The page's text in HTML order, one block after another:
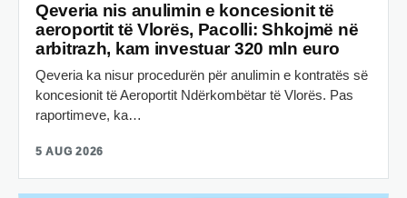
Qeveria nis anulimin e koncesionit të
aeroportit të Vlorës, Pacolli: Shkojmë në
arbitrazh, kam investuar 320 mln euro
Qeveria ka nisur procedurën për anulimin e kontratës së
koncesionit të Aeroportit Ndërkombëtar të Vlorës. Pas
raportimeve, ka…
5 AUG 2026